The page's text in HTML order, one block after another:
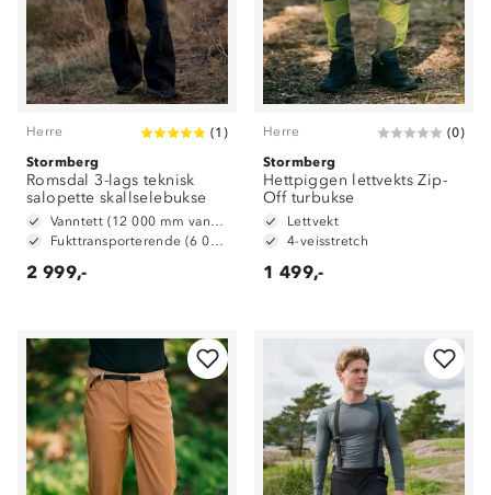
Herre (1 )
Stormberg
Romsdal 3-lags teknisk
salopette skallselebukse
Vanntett (12 000 mm vannsøyle)
Fukttransporterende (6 000 g/ m2/ 24t)
2 999,-
Herre (0)
Stormberg
Hettpiggen lettvekts Zip-
Off turbukse
Lettvekt
4-veisstretch
1 499,-